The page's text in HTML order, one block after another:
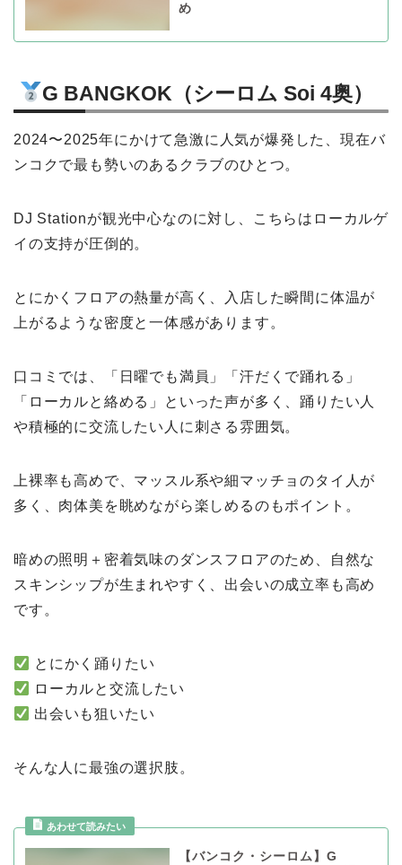
め
G BANGKOK（シーロム Soi 4奥）
2024〜2025年にかけて急激に人気が爆発した、現在バ
ンコクで最も勢いのあるクラブのひとつ。
DJ Stationが観光中心なのに対し、こちらはローカルゲ
イの支持が圧倒的。
とにかくフロアの熱量が高く、入店した瞬間に体温が
上がるような密度と一体感があります。
口コミでは、「日曜でも満員」「汗だくで踊れる」
「ローカルと絡める」といった声が多く、踊りたい人
や積極的に交流したい人に刺さる雰囲気。
上裸率も高めで、マッスル系や細マッチョのタイ人が
多く、肉体美を眺めながら楽しめるのもポイント。
暗めの照明＋密着気味のダンスフロアのため、自然な
スキンシップが生まれやすく、出会いの成立率も高め
です。
とにかく踊りたい
ローカルと交流したい
出会いも狙いたい
そんな人に最強の選択肢。
【バンコク・シーロム】G